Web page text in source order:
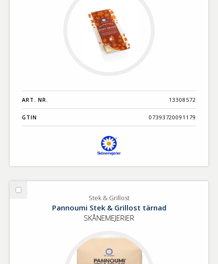
ART. NR. 13308572
GTIN 07393720091179
Välj
Stek & Grillost
Pannoumi Stek & Grillost tärnad
SKÅNEMEJERIER